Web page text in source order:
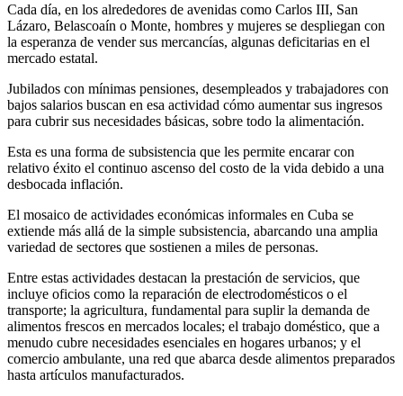
Cada día, en los alrededores de avenidas como Carlos III, San
Lázaro, Belascoaín o Monte, hombres y mujeres se despliegan con
la esperanza de vender sus mercancías, algunas deficitarias en el
mercado estatal.
Jubilados con mínimas pensiones, desempleados y trabajadores con
bajos salarios buscan en esa actividad cómo aumentar sus ingresos
para cubrir sus necesidades básicas, sobre todo la alimentación.
Esta es una forma de subsistencia que les permite encarar con
relativo éxito el continuo ascenso del costo de la vida debido a una
desbocada inflación.
El mosaico de actividades económicas informales en Cuba se
extiende más allá de la simple subsistencia, abarcando una amplia
variedad de sectores que sostienen a miles de personas.
Entre estas actividades destacan la prestación de servicios, que
incluye oficios como la reparación de electrodomésticos o el
transporte; la agricultura, fundamental para suplir la demanda de
alimentos frescos en mercados locales; el trabajo doméstico, que a
menudo cubre necesidades esenciales en hogares urbanos; y el
comercio ambulante, una red que abarca desde alimentos preparados
hasta artículos manufacturados.